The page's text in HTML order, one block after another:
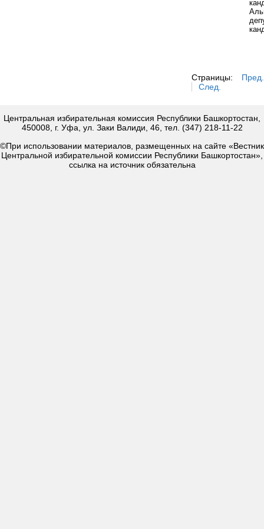
Страницы:
Пред.
След.
Центральная избирательная комиссия Республики Башкортостан,
450008, г. Уфа, ул. Заки Валиди, 46, тел. (347) 218-11-22
©При использовании материалов, размещенных на сайте «Вестник
Центральной избирательной комиссии Республики Башкортостан»,
ссылка на источник обязательна